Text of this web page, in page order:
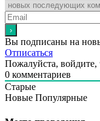
Вы подписаны на
Отписаться
Пожалуйста,
0 комментариев
Старые
Новые Популярные